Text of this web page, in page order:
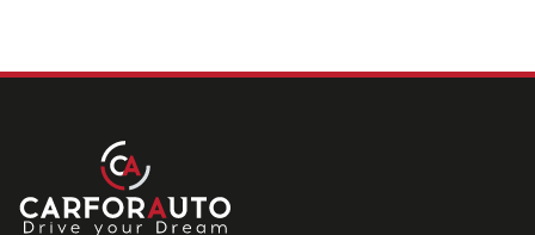
sono da considerarsi puramente indicative. Nonostante gli
sforzi fatti per garantire l'accuratezza delle informazioni
precedenti, potrebbero essere presenti alcune imprecisioni. È